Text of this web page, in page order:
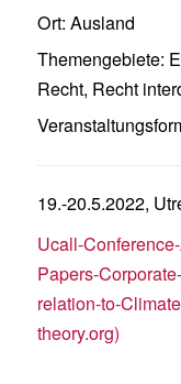
Ort: Ausland
Themengebiete:
Recht, Recht
19.-20.5.2022,
Ucall-
Papers-
relation-to-
theory.org)